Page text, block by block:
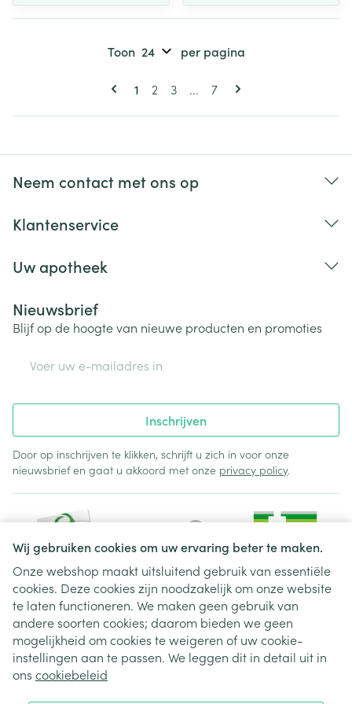
Wij gebruiken cookies om uw ervaring beter te maken.
Onze webshop maakt uitsluitend gebruik van essentiële
cookies. Deze cookies zijn noodzakelijk om onze website
te laten functioneren. We maken geen gebruik van
andere soorten cookies; daarom bieden we geen
mogelijkheid om cookies te weigeren of uw cookie-
instellingen aan te passen. We leggen dit in detail uit in
ons cookiebeleid
Pagina's
U lees momenteel pagina
1 Pagina
2 Pagina
3 ... Pagina
7
Toon per pagina
Neem contact met ons op
Klantenservice
Uw apotheek
Nieuwsbrief
Blijf op de hoogte van nieuwe producten en promoties
Inschrijven
Door op inschrijven te klikken, schrijft u zich in voor onze
nieuwsbrief en gaat u akkoord met onze privacy policy.
Juridische links